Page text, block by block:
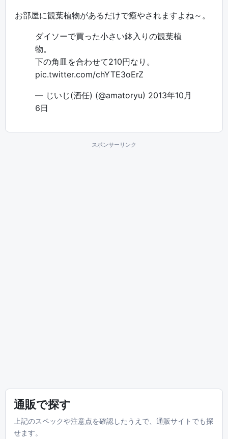
お部屋に観葉植物があるだけで癒やされますよね～。
ダイソーで買った小さい鉢入りの観葉植
物。
下の角皿を合わせて210円なり。
pic.twitter.com/chYTE3oErZ
— じいじ(酒任) (@amatoryu) 2013年10月
6日
スポンサーリンク
通販で探す
上記のスペックや注意点を確認したうえで、通販サイトでも探
せます。